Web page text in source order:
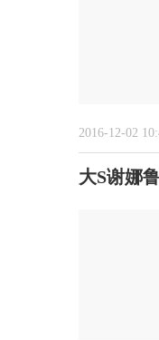
2016-12-02
大S谢娜